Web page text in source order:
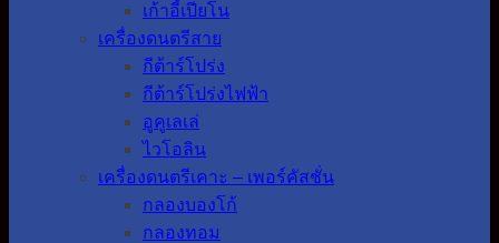
เก้าอี้เปียโน
เครื่องดนตรีสาย
กีต้าร์โปร่ง
กีต้าร์โปร่งไฟฟ้า
อูคูเลเล่
ไวโอลิน
เครื่องดนตรีเคาะ – เพอร์คัสชั่น
กลองบองโก้
กลองทอม